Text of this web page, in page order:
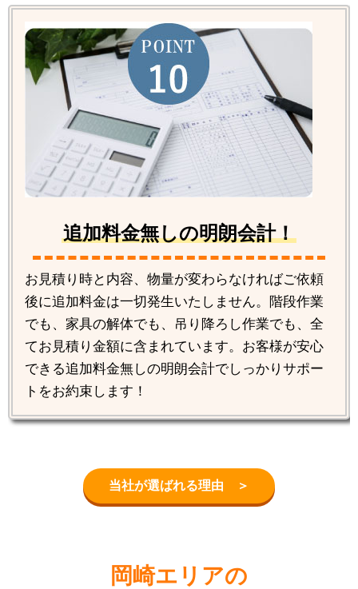
追加料金無しの明朗会計！
お見積り時と内容、物量が変わらなければご依頼
後に追加料金は一切発生いたしません。階段作業
でも、家具の解体でも、吊り降ろし作業でも、全
てお見積り金額に含まれています。お客様が安心
できる追加料金無しの明朗会計でしっかりサポー
トをお約束します！
当社が選ばれる理由 ＞
岡崎エリアの